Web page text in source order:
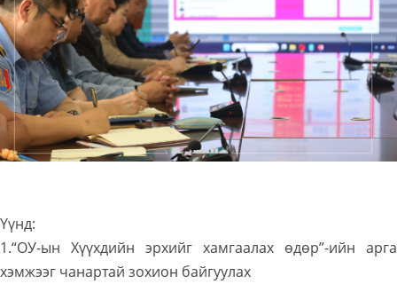
Үүнд:
1.“ОУ-ын Хүүхдийн эрхийг хамгаалах өдөр”-ийн арга
хэмжээг чанартай зохион байгуулах